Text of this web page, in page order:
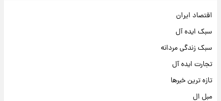
اقتصاد ایران
سبک ایده آل
سبک زندگی مردانه
تجارت ایده آل
تازه ترین خبرها
مبل ال